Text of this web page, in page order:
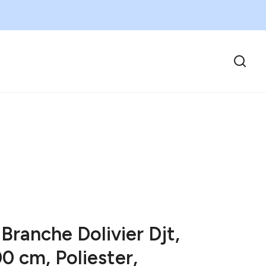
Dolivier Djt,
cm, Poliester,